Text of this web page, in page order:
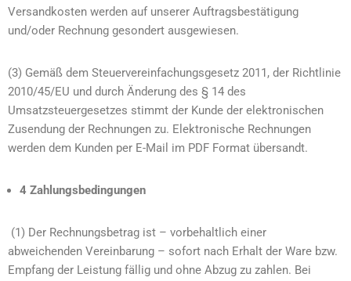
Versandkosten werden auf unserer Auftragsbestätigung
und/oder Rechnung gesondert ausgewiesen.
(3) Gemäß dem Steuervereinfachungsgesetz 2011, der Richtlinie
2010/45/EU und durch Änderung des § 14 des
Umsatzsteuergesetzes stimmt der Kunde der elektronischen
Zusendung der Rechnungen zu. Elektronische Rechnungen
werden dem Kunden per E-Mail im PDF Format übersandt.
4 Zahlungsbedingungen
(1) Der Rechnungsbetrag ist – vorbehaltlich einer
abweichenden Vereinbarung – sofort nach Erhalt der Ware bzw.
Empfang der Leistung fällig und ohne Abzug zu zahlen. Bei